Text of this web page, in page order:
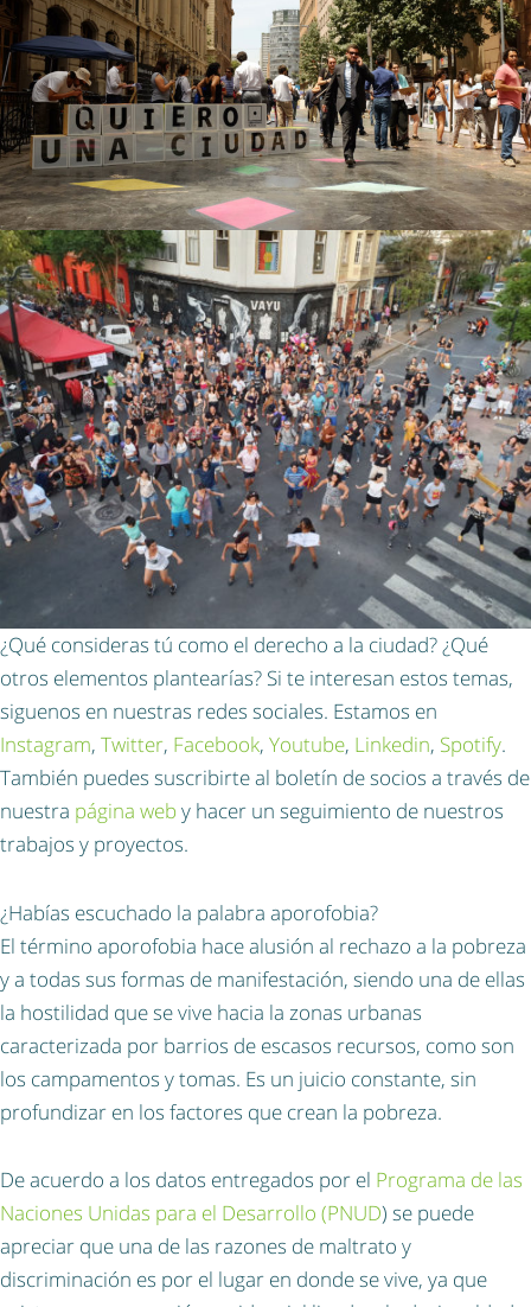
¿Qué consideras tú como el derecho a la ciudad? ¿Qué
otros elementos plantearías? Si te interesan estos temas,
siguenos en nuestras redes sociales. Estamos en
Instagram, Twitter, Facebook, Youtube, Linkedin, Spotify.
También puedes suscribirte al boletín de socios a través de
nuestra página web y hacer un seguimiento de nuestros
trabajos y proyectos.
¿Habías escuchado la palabra aporofobia?
El término aporofobia hace alusión al rechazo a la pobreza
y a todas sus formas de manifestación, siendo una de ellas
la hostilidad que se vive hacia la zonas urbanas
caracterizada por barrios de escasos recursos, como son
los campamentos y tomas. Es un juicio constante, sin
profundizar en los factores que crean la pobreza.
De acuerdo a los datos entregados por el Programa de las
Naciones Unidas para el Desarrollo (PNUD) se puede
apreciar que una de las razones de maltrato y
discriminación es por el lugar en donde se vive, ya que